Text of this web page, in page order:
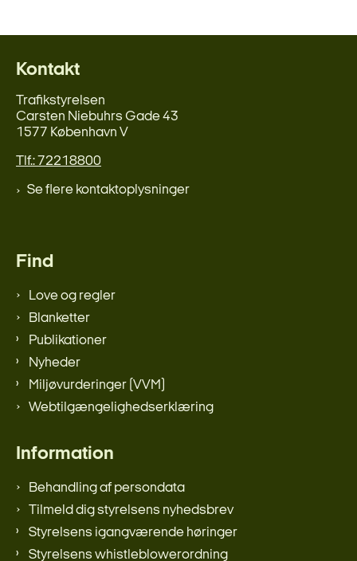
Kontakt
Trafikstyrelsen
Carsten Niebuhrs Gade 43
1577 København V
Tlf.: 72218800
Se flere kontaktoplysninger
Find
Love og regler
Blanketter
Publikationer
Nyheder
Miljøvurderinger (VVM)
Webtilgængelighedserklæring
Information
Behandling af persondata
Tilmeld dig styrelsens nyhedsbrev
Styrelsens igangværende høringer
Styrelsens whistleblowerordning